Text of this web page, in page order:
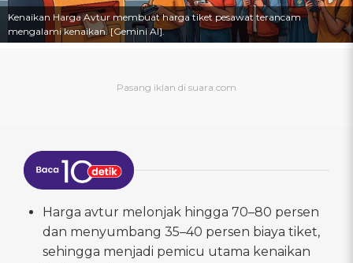
Kenaikan Harga Avtur membuat harga tiket pesawat terancam
mengalami kenaikan. [Gemini AI].
Harga avtur melonjak hingga 70–80 persen
dan menyumbang 35–40 persen biaya tiket,
sehingga menjadi pemicu utama kenaikan